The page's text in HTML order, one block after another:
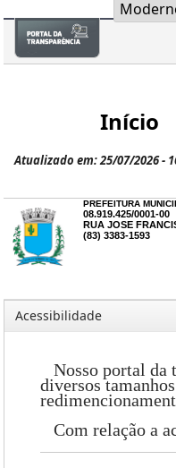
Início
Atualizado em: 25/07/2026 -
PREFEITURA
08.919.425/0001-00
RUA JOSE
(83) 3383-1593
Acessibilidade
Nosso portal da
diversos
Com relação a